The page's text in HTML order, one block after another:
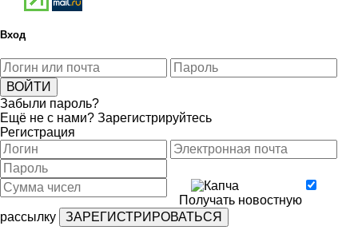
Вход
Забыли пароль?
Ещё не с нами? Зарегистрируйтесь
Регистрация
Получать новостную
рассылку